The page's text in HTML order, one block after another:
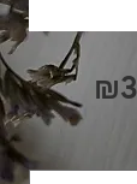
מחיר
מבצע